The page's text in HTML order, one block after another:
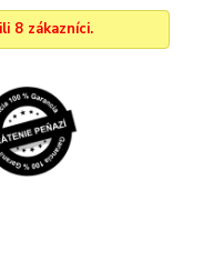
8 zákazníci.